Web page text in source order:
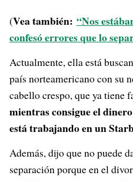
(Vea también: “Nos
confesó errores que lo
Actualmente, ella está
país norteamericano con su
cabello crespo, que ya tiene
mientras consigue el
está trabajando en un
Además, dijo que no puede
separación porque en el